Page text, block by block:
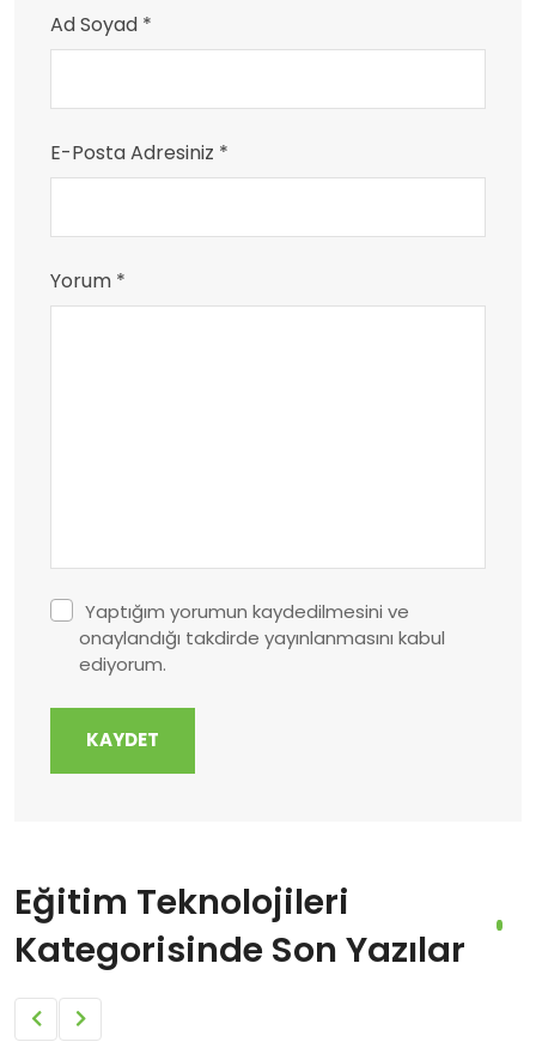
Ad Soyad *
E-Posta Adresiniz *
Yorum *
Yaptığım yorumun kaydedilmesini ve
onaylandığı takdirde yayınlanmasını kabul
ediyorum.
KAYDET
Eğitim Teknolojileri
Kategorisinde Son Yazılar